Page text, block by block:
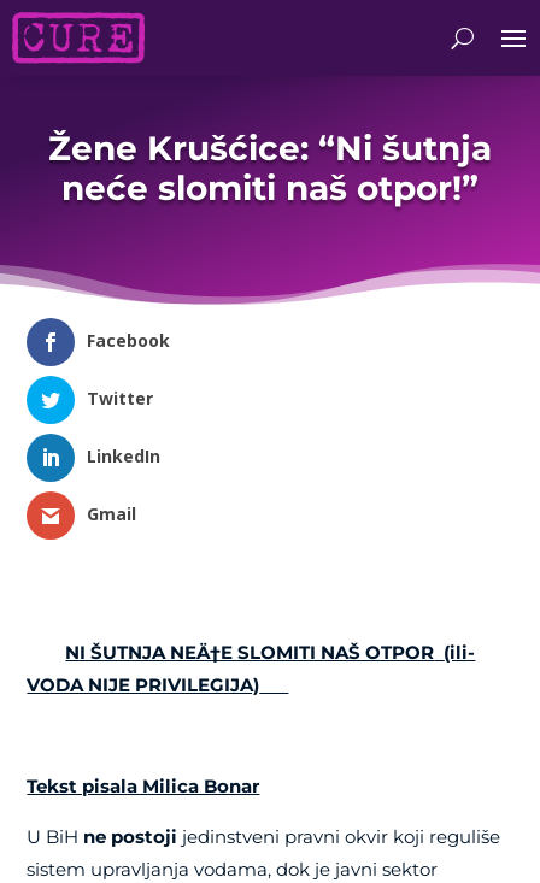
Žene Krušćice: “Ni šutnja
neće slomiti naš otpor!”
Facebook
Twitter
LinkedIn
Gmail
NI ŠUTNJA NEÄ†E SLOMITI NAŠ OTPOR (ili-
VODA NIJE PRIVILEGIJA)
Tekst pisala Milica Bonar
U BiH ne postoji jedinstveni pravni okvir koji reguliše
sistem upravljanja vodama, dok je javni sektor